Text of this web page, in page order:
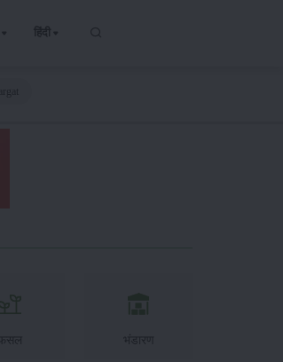
हिंदी
फसल भंडारण